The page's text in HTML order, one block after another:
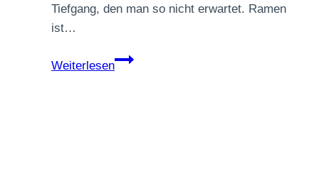
Tiefgang, den man so nicht erwartet. Ramen
ist…
Weiterlesen
Vegane